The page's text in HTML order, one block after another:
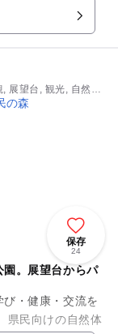
, 展望台, 観光, 自然体
保存
24
園。展望台からパ
・健康・交流を